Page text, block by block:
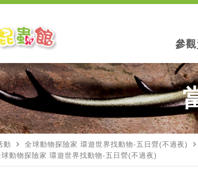
參
動 navigate_next 全球動物探險家 環遊世界找動物-五日營(不過夜) navigate_next
動物探險家 環遊世界找動物-五日營(不過夜)